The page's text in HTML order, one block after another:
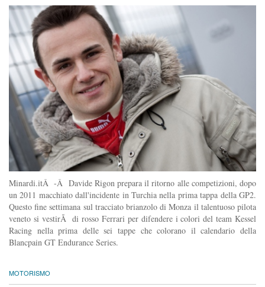
Minardi.itÂ -Â Davide Rigon prepara il ritorno alle competizioni, dopo
un 2011 macchiato dall'incidente in Turchia nella prima tappa della GP2.
Questo fine settimana sul tracciato brianzolo di Monza il talentuoso pilota
veneto si vestirÃ di rosso Ferrari per difendere i colori del team Kessel
Racing nella prima delle sei tappe che colorano il calendario della
Blancpain GT Endurance Series.
MOTORISMO